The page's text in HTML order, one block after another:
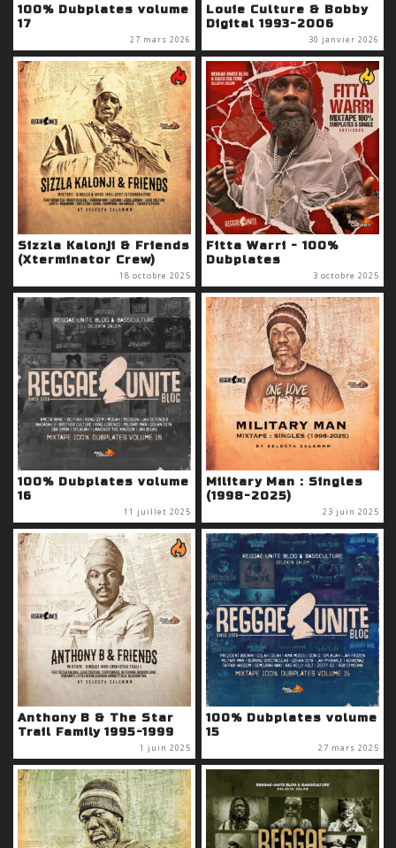
100% Dubplates volume
17
27 mars 2026
Louie Culture & Bobby
Digital 1993-2006
30 janvier 2026
Sizzla Kalonji & Friends
(Xterminator Crew)
18 octobre 2025
Fitta Warri - 100%
Dubplates
3 octobre 2025
100% Dubplates volume
16
11 juillet 2025
Military Man : Singles
(1998-2025)
23 juin 2025
Anthony B & The Star
Trail Family 1995-1999
1 juin 2025
100% Dubplates volume
15
27 mars 2025